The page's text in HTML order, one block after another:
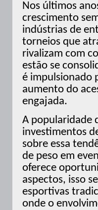
Nos últimos
crescimento
indústrias de
torneios que
rivalizam com
estão se
é impulsionado
aumento do
engajada.
A popularidade
investimentos
sobre essa
de peso em
oferece
aspectos, isso
esportivas
onde o